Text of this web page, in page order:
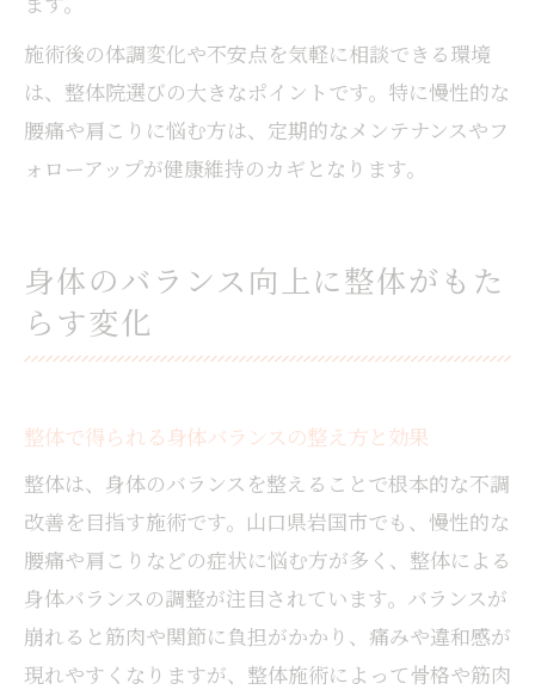
施術後の体調変化や不安点を気軽に相談できる環境
は、整体院選びの大きなポイントです。特に慢性的な
腰痛や肩こりに悩む方は、定期的なメンテナンスやフ
ォローアップが健康維持のカギとなります。
身体のバランス向上に整体がもた
らす変化
整体で得られる身体バランスの整え方と効果
整体は、身体のバランスを整えることで根本的な不調
改善を目指す施術です。山口県岩国市でも、慢性的な
腰痛や肩こりなどの症状に悩む方が多く、整体による
身体バランスの調整が注目されています。バランスが
崩れると筋肉や関節に負担がかかり、痛みや違和感が
現れやすくなりますが、整体施術によって骨格や筋肉